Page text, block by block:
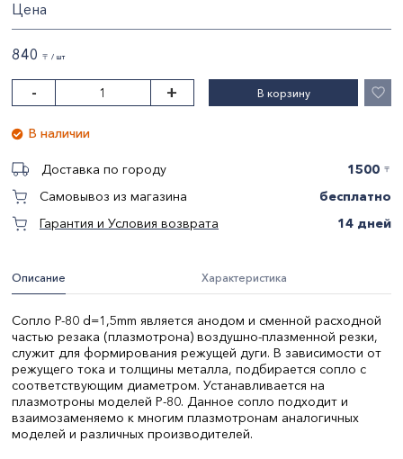
Описание Характеристика
Сопло P-80 d=1,5mm является анодом и сменной расходной
частью резака (плазмотрона) воздушно-плазменной резки,
служит для формирования режущей дуги. В зависимости от
режущего тока и толщины металла, подбирается сопло с
соответствующим диаметром. Устанавливается на
плазмотроны моделей Р-80. Данное сопло подходит и
взаимозаменяемо к многим плазмотронам аналогичных
моделей и различных производителей.
Цена
840 〒 / шт
- + В корзину
В наличии
Доставка по городу 1500 〒
Самовывоз из магазина
бесплатно
Гарантия и Условия возврата
14 дней